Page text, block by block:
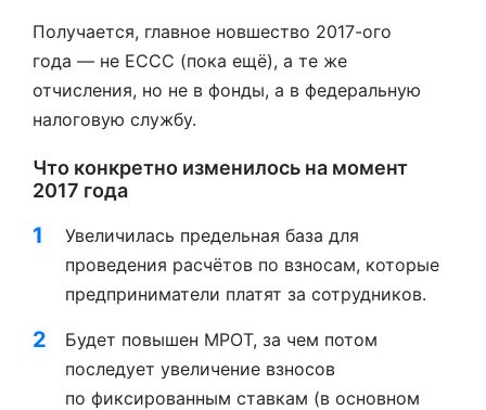
Получается, главное новшество 2017-ого
года — не ЕССС (пока ещё), а те же
отчисления, но не в фонды, а в федеральную
налоговую службу.
Что конкретно изменилось на момент
2017 года
Увеличилась предельная база для
проведения расчётов по взносам, которые
предприниматели платят за сотрудников.
Будет повышен МРОТ, за чем потом
последует увеличение взносов
по фиксированным ставкам (в основном